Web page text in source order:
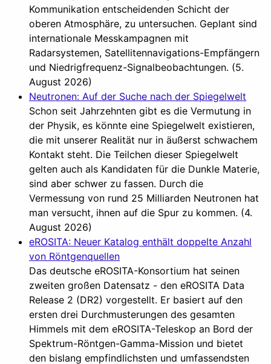
Kommunikation entscheidenden Schicht der
oberen Atmosphäre, zu untersuchen. Geplant sind
internationale Messkampagnen mit
Radarsystemen, Satellitennavigations-Empfängern
und Niedrigfrequenz-Signalbeobachtungen. (5.
August 2026)
Neutronen: Auf der Suche nach der Spiegelwelt
Schon seit Jahrzehnten gibt es die Vermutung in
der Physik, es könnte eine Spiegelwelt existieren,
die mit unserer Realität nur in äußerst schwachem
Kontakt steht. Die Teilchen dieser Spiegelwelt
gelten auch als Kandidaten für die Dunkle Materie,
sind aber schwer zu fassen. Durch die
Vermessung von rund 25 Milliarden Neutronen hat
man versucht, ihnen auf die Spur zu kommen. (4.
August 2026)
eROSITA: Neuer Katalog enthält doppelte Anzahl
von Röntgenquellen
Das deutsche eROSITA-Konsortium hat seinen
zweiten großen Datensatz - den eROSITA Data
Release 2 (DR2) vorgestellt. Er basiert auf den
ersten drei Durchmusterungen des gesamten
Himmels mit dem eROSITA-Teleskop an Bord der
Spektrum-Röntgen-Gamma-Mission und bietet
den bislang empfindlichsten und umfassendsten